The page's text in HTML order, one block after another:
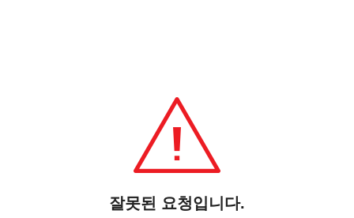
잘못된 요청입니다.